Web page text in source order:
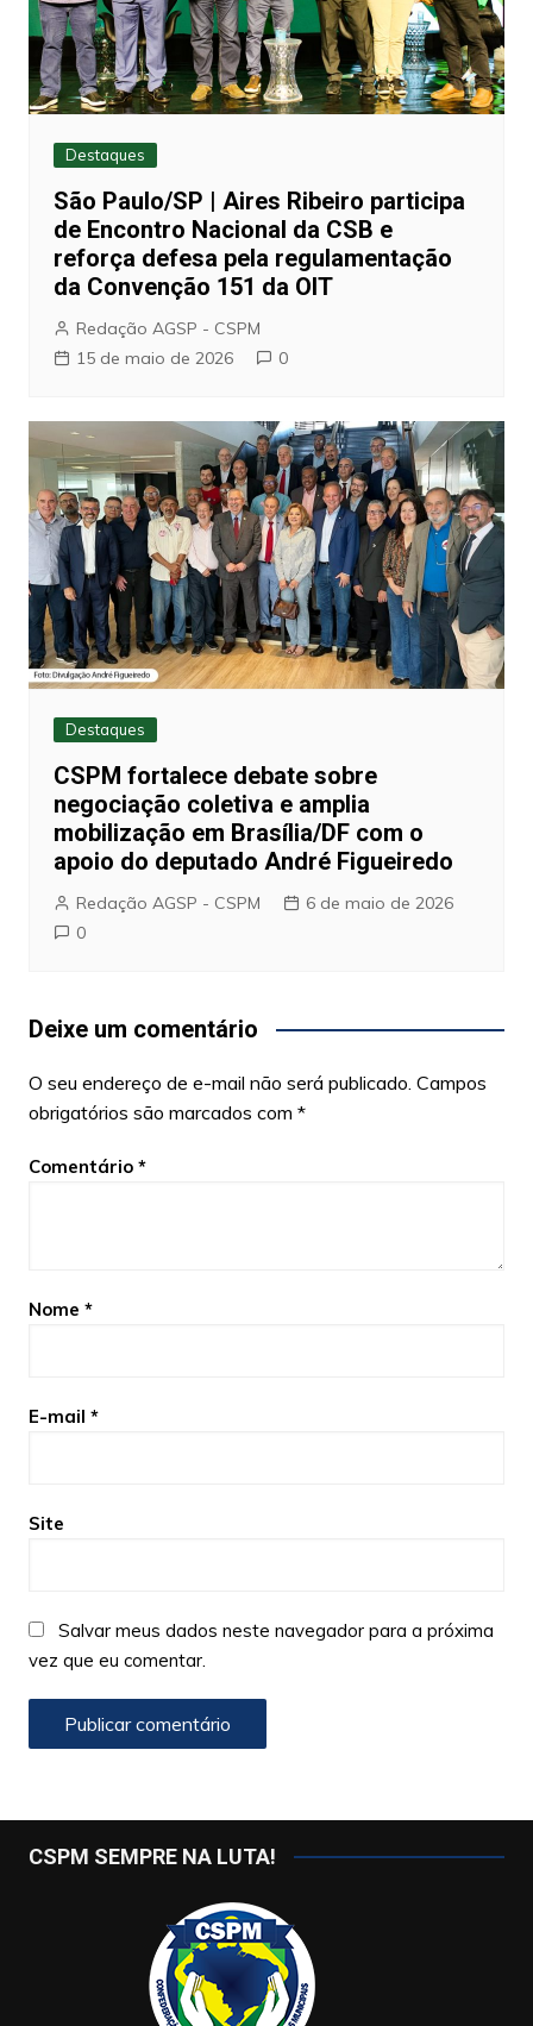
Destaques
São Paulo/SP | Aires Ribeiro participa
de Encontro Nacional da CSB e
reforça defesa pela regulamentação
da Convenção 151 da OIT
Redação AGSP - CSPM
15 de maio de 2026
0
Destaques
CSPM fortalece debate sobre
negociação coletiva e amplia
mobilização em Brasília/DF com o
apoio do deputado André Figueiredo
Redação AGSP - CSPM
6 de maio de 2026
0
Deixe um comentário
O seu endereço de e-mail não será publicado. Campos
obrigatórios são marcados com *
Comentário *
Nome *
E-mail *
Site
Salvar meus dados neste navegador para a próxima
vez que eu comentar.
CSPM SEMPRE NA LUTA!